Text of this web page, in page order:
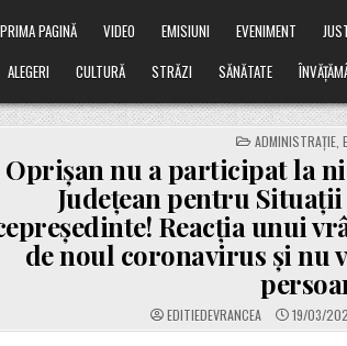
PRIMA PAGINĂ VIDEO EMISIUNI EVENIMENT
ALEGERI
CULTURĂ STRĂZI SĂNĂTATE
POSTED
IN
ADMINISTRAȚIE ,
Oprișan nu a participat la
Județean pentru Situații
Reacția unui
de noul coronavirus și nu
EDITIEDEVRANCEA 19/03/